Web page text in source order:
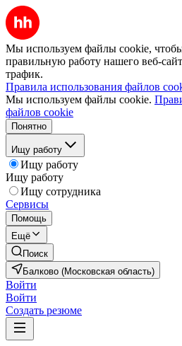
Мы используем файлы cookie,
правильную работу нашего веб-
трафик.
Правила использования файлов
Мы используем файлы cookie.
файлов cookie
Понятно
Ищу работу
Ищу работу
Ищу работу
Ищу сотрудника
Сервисы
Помощь
Ещё
Поиск
Балково (Московская область)
Войти
Войти
Создать резюме